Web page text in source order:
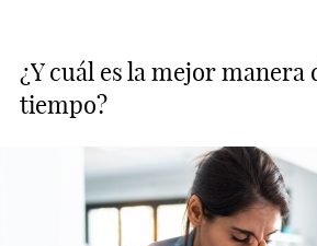
¿Y cuál es la mejor
tiempo?